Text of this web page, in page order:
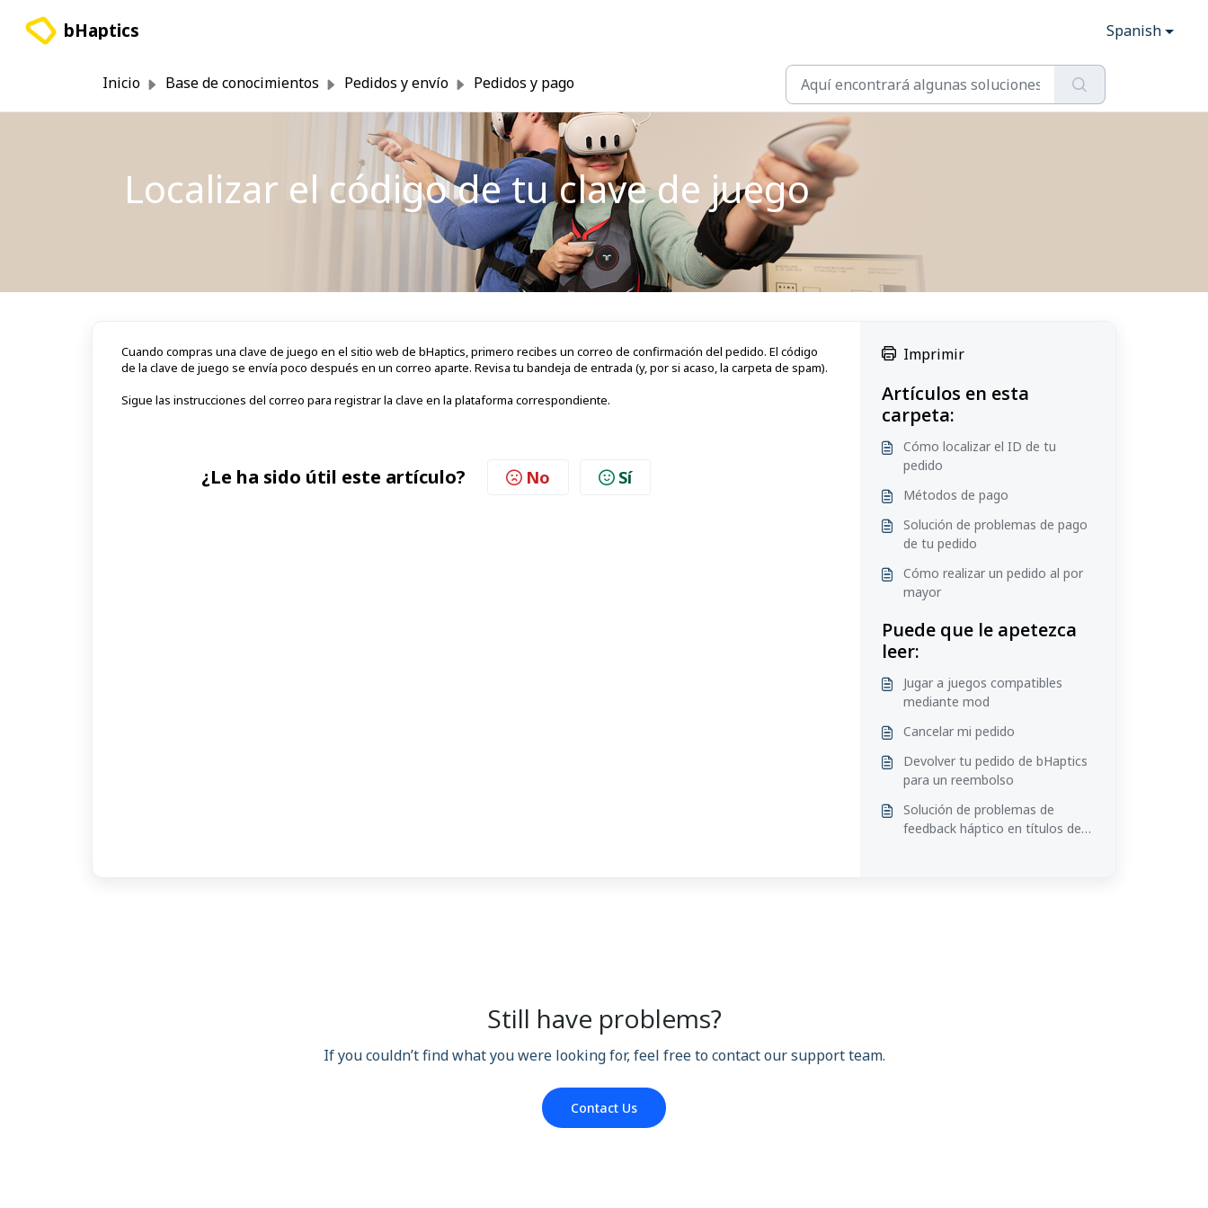
bHaptics Spanish
Inicio Base de conocimientos Pedidos y envío Pedidos y pago
Localizar el código de tu clave de juego
Cuando compras una clave de juego en el sitio web de bHaptics, primero recibes un correo de confirmación del pedido. El código
de la clave de juego se envía poco después en un correo aparte. Revisa tu bandeja de entrada (y, por si acaso, la carpeta de spam).
Sigue las instrucciones del correo para registrar la clave en la plataforma correspondiente.
¿Le ha sido útil este artículo? No Sí
Imprimir
Artículos en esta
carpeta:
Cómo localizar el ID de tu
pedido
Métodos de pago
Solución de problemas de pago
de tu pedido
Cómo realizar un pedido al por
mayor
Puede que le apetezca
leer:
Jugar a juegos compatibles
mediante mod
Cancelar mi pedido
Devolver tu pedido de bHaptics
para un reembolso
Solución de problemas de
feedback háptico en títulos de
Still have problems?
If you couldn’t find what you were looking for, feel free to contact our support team.